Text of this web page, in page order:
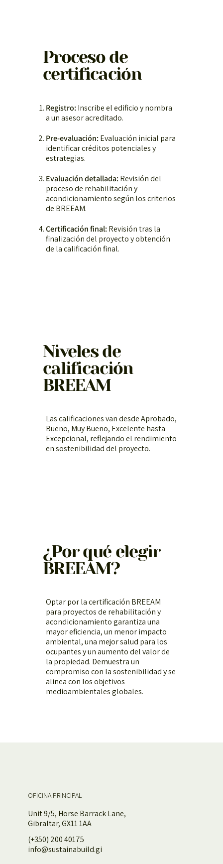
Proceso de
certificación
Registro:Inscribe el edificio y nombra
a un asesor acreditado.
Pre-evaluación:Evaluación inicial para
identificar créditos potenciales y
estrategias.
Evaluación detallada:Revisión del
proceso de rehabilitación y
acondicionamiento según los criterios
de BREEAM.
Certificación final:Revisión tras la
finalización del proyecto y obtención
de la calificación final.
Niveles de
calificación
BREEAM
Las calificaciones van desde Aprobado,
Bueno, Muy Bueno, Excelente hasta
Excepcional, reflejando el rendimiento
en sostenibilidad del proyecto.
¿Por qué elegir
BREEAM?
Optar por la certificación BREEAM
para proyectos de rehabilitación y
acondicionamiento garantiza una
mayor eficiencia, un menor impacto
ambiental, una mejor salud para los
ocupantes y un aumento del valor de
la propiedad. Demuestra un
compromiso con la sostenibilidad y se
alinea con los objetivos
medioambientales globales.
OFICINA PRINCIPAL
Unit 9/5, Horse Barrack Lane,
Gibraltar, GX11 1AA
(+350) 200 40175
info@sustainabuild.gi